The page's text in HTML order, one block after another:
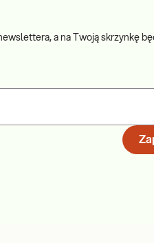
a na Twoją skrzynkę